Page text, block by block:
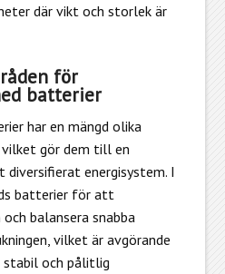
där vikt och storlek är
för
batterier
har en mängd olika
vilket gör dem till en
energisystem. I
batterier för att
balansera snabba
vilket är avgörande
och pålitlig